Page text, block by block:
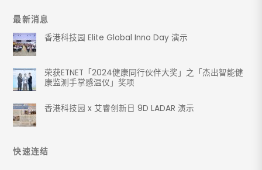
最新消息
香港科技园 Elite Global Inno Day 演示
荣获ETNET「2024健康同行伙伴大奖」之「杰出智能健
康监测手掌感温仪」奖项
香港科技园 x 艾睿创新日 9D LADAR 演示
快速连结